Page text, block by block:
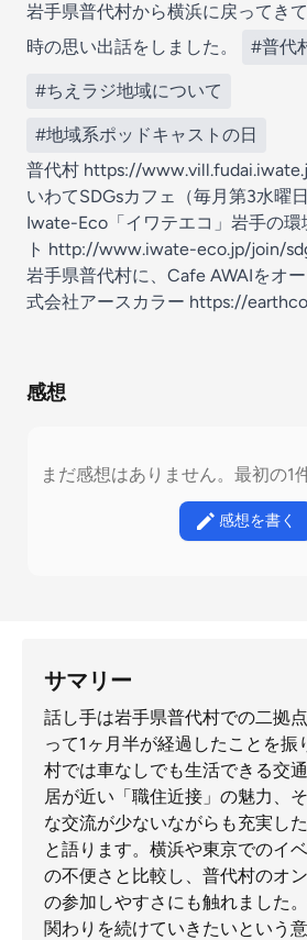
岩手県普代村から横浜に戻ってき
時の思い出話をしました。
#普代
#ちえラジ地域について
#地域系ポッドキャストの日
普代村 https://
いわてSDGsカフェ（毎月第3水曜
Iwate-Eco「イワテエコ」岩手の環
ト http://www.iwate-eco.jp/join/
岩手県普代村に、Cafe AWAIをオ
式会社アースカラー https://
感想
まだ感想はありません。最初の1
感想を書く
サマリー
話し手は岩手県普代村での二拠
って1ヶ月半が経過したことを振
村では車なしでも生活できる交
居が近い「職住近接」の魅力、
な交流が少ないながらも充実し
と語ります。横浜や東京でのイ
の不便さと比較し、普代村のオ
の参加しやすさにも触れました
関わりを続けていきたいという